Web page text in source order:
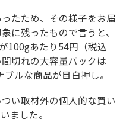
たため、その様子をお届
に残ったもので言うと、
100gあたり54円（税込
切れの大容量パックは
ルな商品が目白押し。
い取材外の個人的な買い
ました。